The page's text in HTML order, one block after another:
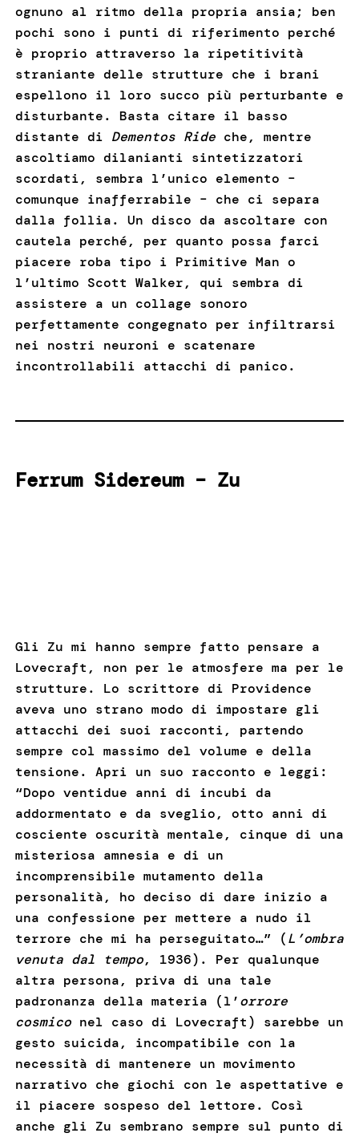
ognuno al ritmo della propria ansia; ben
pochi sono i punti di riferimento perché
è proprio attraverso la ripetitività
straniante delle strutture che i brani
espellono il loro succo più perturbante e
disturbante. Basta citare il basso
distante di Dementos Rideche, mentre
ascoltiamo dilanianti sintetizzatori
scordati, sembra l’unico elemento –
comunque inafferrabile – che ci separa
dalla follia. Un disco da ascoltare con
cautela perché, per quanto possa farci
piacere roba tipo i Primitive Man o
l’ultimo Scott Walker, qui sembra di
assistere a un collage sonoro
perfettamente congegnato per infiltrarsi
nei nostri neuroni e scatenare
incontrollabili attacchi di panico.
Ferrum Sidereum – Zu
Gli Zu mi hanno sempre fatto pensare a
Lovecraft, non per le atmosfere ma per le
strutture. Lo scrittore di Providence
aveva uno strano modo di impostare gli
attacchi dei suoi racconti, partendo
sempre col massimo del volume e della
tensione. Apri un suo racconto e leggi:
“Dopo ventidue anni di incubi da
addormentato e da sveglio, otto anni di
cosciente oscurità mentale, cinque di una
misteriosa amnesia e di un
incomprensibile mutamento della
personalità, ho deciso di dare inizio a
una confessione per mettere a nudo il
terrore che mi ha perseguitato…” (L’ombra
venuta dal tempo, 1936). Per qualunque
altra persona, priva di una tale
padronanza della materia (l’orrore
cosmiconel caso di Lovecraft) sarebbe un
gesto suicida, incompatibile con la
necessità di mantenere un movimento
narrativo che giochi con le aspettative e
il piacere sospeso del lettore. Così
anche gli Zu sembrano sempre sul punto di